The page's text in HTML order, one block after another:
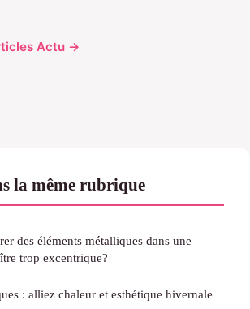
Actu →
la même rubrique
des éléments métalliques dans une
trop excentrique?
: alliez chaleur et esthétique hivernale